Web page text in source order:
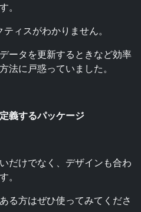
。
ィスがわかりません。
ータを更新するときなど効率
法に戸惑っていました。
義するパッケージ
だけでなく、デザインも合わ
。
る方はぜひ使ってみてくださ